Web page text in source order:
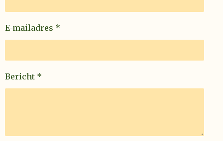
E-mailadres *
Bericht *